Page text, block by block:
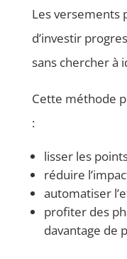
Les
d’investir
sans chercher à
Cette méthode
:
lisser les
réduire
automatiser
profiter des
davantage de